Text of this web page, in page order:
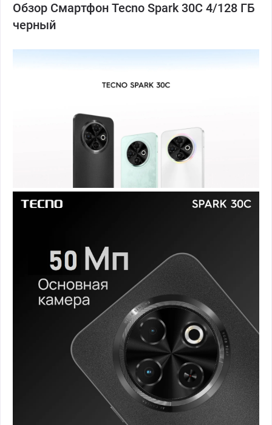
Обзор Смартфон Tecno Spark 30C 4/128 ГБ
черный